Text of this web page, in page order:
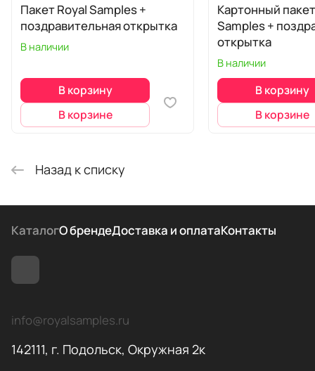
Пакет Royal Samples +
поздравительная открытка
В наличии
В корзину
В корзине
Картонный
Samples + поздравительная
открытка
В наличии
В корзину
В корзине
Назад к списку
КаталогО брендеДоставка и оплатаКонтакты
info@royalsamples.ru
142111, г. Подольск, Окружная 2к